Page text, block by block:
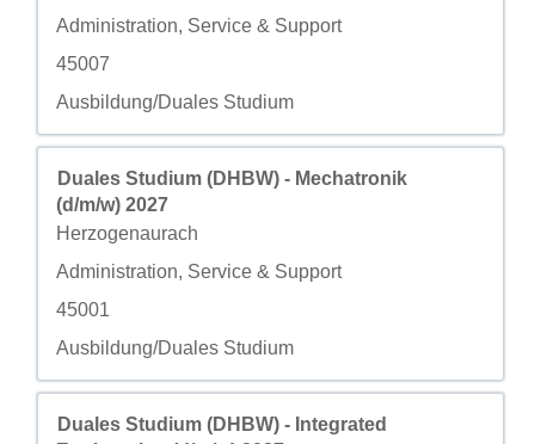
Campo personalizzato 2
Administration, Service & Support
Campo personalizzato 3
45007
Campo personalizzato 4
Ausbildung/Duales Studium
Titolo
Duales Studium (DHBW) - Mechatronik
(d/m/w) 2027
Città
Herzogenaurach
Campo personalizzato 2
Administration, Service & Support
Campo personalizzato 3
45001
Campo personalizzato 4
Ausbildung/Duales Studium
Effettuare una selezione con la barra spaziatrice per
Titolo
Duales Studium (DHBW) - Integrated
Effettuare una selezione con la barra spaziatrice per